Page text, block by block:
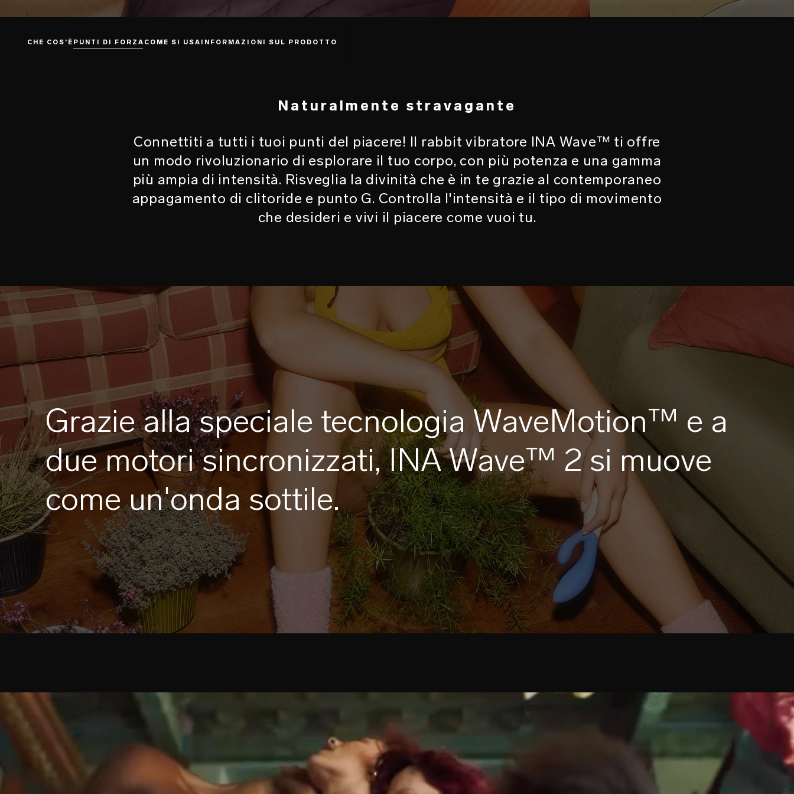
CHE COS'È PUNTI DI FORZA COME SI USA INFORMAZIONI SUL PRODOTTO
Naturalmente stravagante
Connettiti a tutti i tuoi punti del piacere! Il rabbit vibratore INA Wave™ ti offre
un modo rivoluzionario di esplorare il tuo corpo, con più potenza e una gamma
più ampia di intensità. Risveglia la divinità che è in te grazie al contemporaneo
appagamento di clitoride e punto G. Controlla l'intensità e il tipo di movimento
che desideri e vivi il piacere come vuoi tu.
Grazie alla speciale tecnologia WaveMotion™ e a
due motori sincronizzati, INA Wave™ 2 si muove
come un'onda sottile.